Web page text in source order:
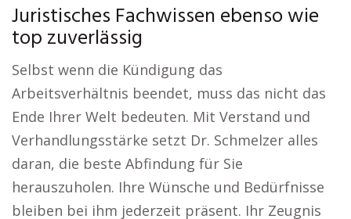
Juristisches Fachwissen ebenso wie
top zuverlässig
Selbst wenn die Kündigung das
Arbeitsverhältnis beendet, muss das nicht das
Ende Ihrer Welt bedeuten. Mit Verstand und
Verhandlungsstärke setzt Dr. Schmelzer alles
daran, die beste Abfindung für Sie
herauszuholen. Ihre Wünsche und Bedürfnisse
bleiben bei ihm jederzeit präsent. Ihr Zeugnis